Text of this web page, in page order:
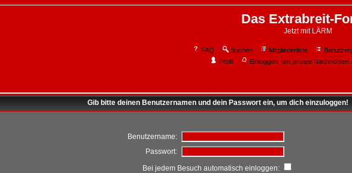
Das Extrabreit-
Jetzt mit LÄRM
FAQ Suchen Mitgliederliste
Profil
Einloggen, um private Nachrichten
Gib bitte deinen Benutzernamen und dein Passwort ein, um dich einzuloggen!
Benutzername:
Passwort:
Bei jedem Besuch automatisch einloggen: